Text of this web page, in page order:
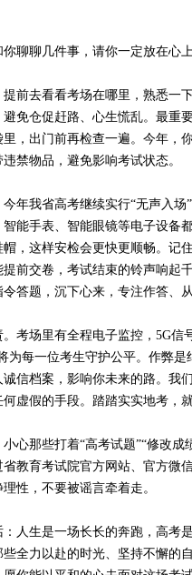
聊聊几件事，请你一定放在心
去看看考场在哪里，熟悉一
避免仓促赶路、心生慌乱。最
，出门前再检查一遍。今年，
禁物品，避免影响考试状态。
我省高考继续实行“无声入场
能手表、智能眼镜等电子设备
，这样安检会更快更顺畅。记
前交卷，考试结束的铃声响起
答题，沉下心来，专注作答、
场里有全程电子监控，5G信
为每一位考生守护公平。作弊
信档案，影响你未来的路。我
虚假的手段。踏踏实实地考，
那些打着“高考试题”“修改成
教育考试院官方网站、官方微
性，不要被谣言牵着走。
生是一场长长的奔跑，高考
全力以赴的时光、坚持不懈的